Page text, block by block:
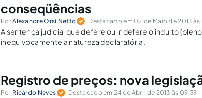
conseqüências
PorAlexandre Orsi Netto Destacado em 02 de Maio de 2013 às
A sentença judicial que defere ou indefere o indulto
inequivocamente a natureza declaratória.
Registro de preços: nova
Por Ricardo Neves Destacado em 24 de Abril de 2013 às 09:39